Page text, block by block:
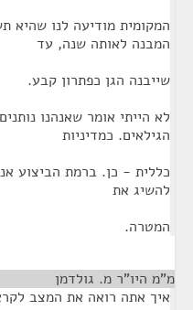
המקומית מודיעה לנו שהיא
המבנה לאותה שנה, עד
שייבנה הגן כפתרון קבע.
לא הייתי אומר שאנהנו
הגילאים. כמדיניות
כללית - כן. ברמת הביצוע
להשיג את
המטרה.
מ"מ היו"ר מ. גולדמן
איך אתה רואה את המצב